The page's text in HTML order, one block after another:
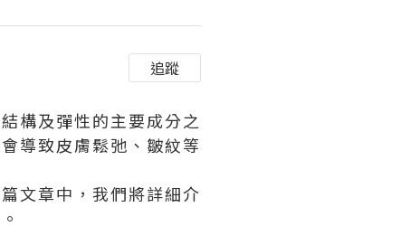
追蹤
構及彈性的主要成分之
導致皮膚鬆弛、皺紋等
文章中，我們將詳細介